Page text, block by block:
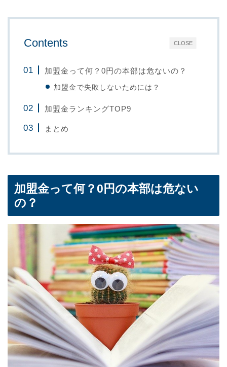
CLOSE
Contents
加盟金って何？0円の本部は危ないの？
加盟金で失敗しないためには？
加盟金ランキングTOP9
まとめ
加盟金って何？0円の本部は危ない
の？